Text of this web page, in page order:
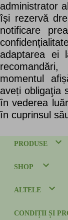
administrator
își rezervă
notificare
adaptarea ei
momentul
aveți obligaţia
în vederea
în cuprinsul
PRODUSE
SHOP
ALTELE
CONDIȚII ȘI